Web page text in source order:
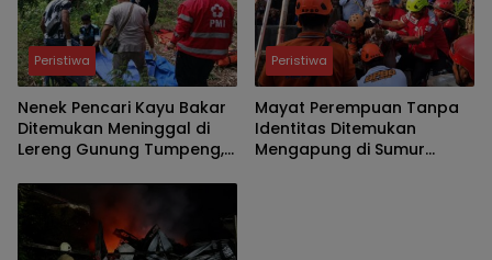
Peristiwa
Nenek Pencari Kayu Bakar
Ditemukan Meninggal di
Lereng Gunung Tumpeng,
Tanda Kekerasan
Peristiwa
Mayat Perempuan Tanpa
Identitas Ditemukan
Mengapung di Sumur